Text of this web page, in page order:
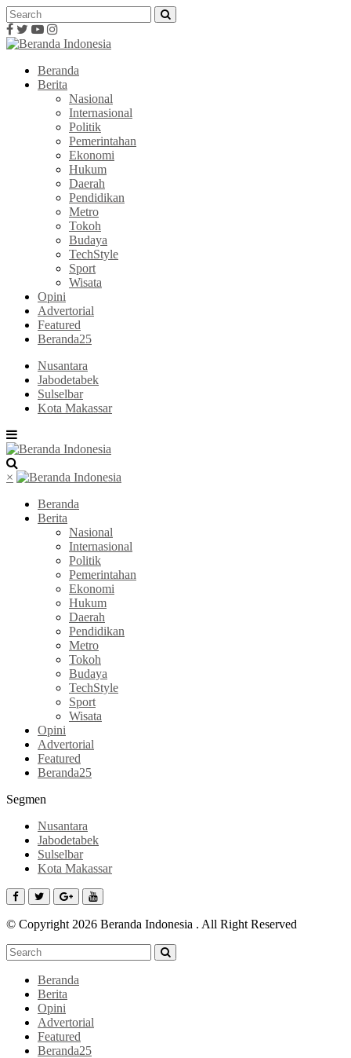
Beranda
Berita
Nasional
Internasional
Politik
Pemerintahan
Ekonomi
Hukum
Daerah
Pendidikan
Metro
Tokoh
Budaya
TechStyle
Sport
Wisata
Opini
Advertorial
Featured
Beranda25
Nusantara
Jabodetabek
Sulselbar
Kota Makassar
×
Beranda
Berita
Nasional
Internasional
Politik
Pemerintahan
Ekonomi
Hukum
Daerah
Pendidikan
Metro
Tokoh
Budaya
TechStyle
Sport
Wisata
Opini
Advertorial
Featured
Beranda25
Segmen
Nusantara
Jabodetabek
Sulselbar
Kota Makassar
© Copyright 2026 Beranda Indonesia . All Right Reserved
Beranda
Berita
Opini
Advertorial
Featured
Beranda25